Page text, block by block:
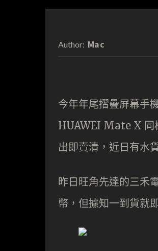
Author: Mac
今年年尾摺疊屏幕手
HUAWEI Mate X 同
出即賣清，近日有水
昨日旺角先達的三禾
幣，但據知一到貨就